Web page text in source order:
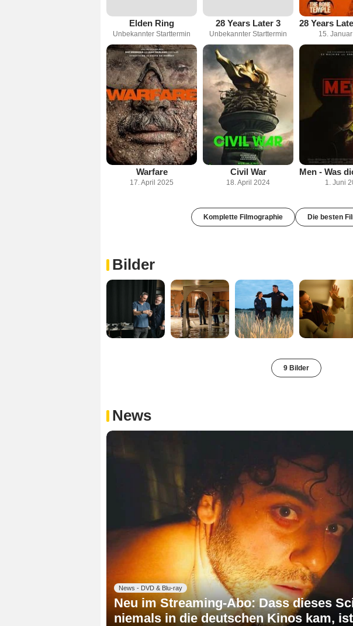
Elden Ring
Unbekannter Starttermin
28 Years Later 3
Unbekannter Starttermin 15.
Warfare
17. April 2025
Civil War
18. April 2024 1. Juni
Komplette Filmographie Die besten
Bilder
9 Bilder
News
News - DVD & Blu-ray
Neu im Streaming-Abo: Dass dieses
niemals in die deutschen Kinos kam,